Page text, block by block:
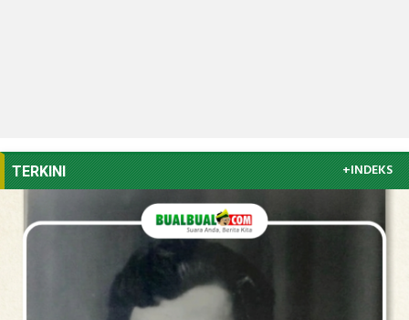
TERKINI +INDEKS